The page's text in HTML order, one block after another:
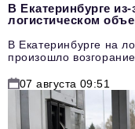
В Екатеринбурге
логистическом
В Екатеринбурге на
произошло возгорание
07 августа 09:51